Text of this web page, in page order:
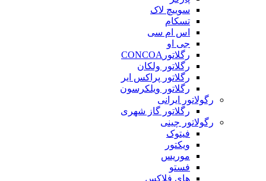
سوییچ لاک
تسکام
اس ام سی
جی او
رگلاتورCONCOA
رگلاتور ولکان
رگلاتور پراکس ایر
رگلاتور ویلکرسون
رگولاتور ایرانی
رگلاتور گاز شهری
رگولاتور چینی
فیتوک
ویکتور
موریس
فستو
های فلاکس